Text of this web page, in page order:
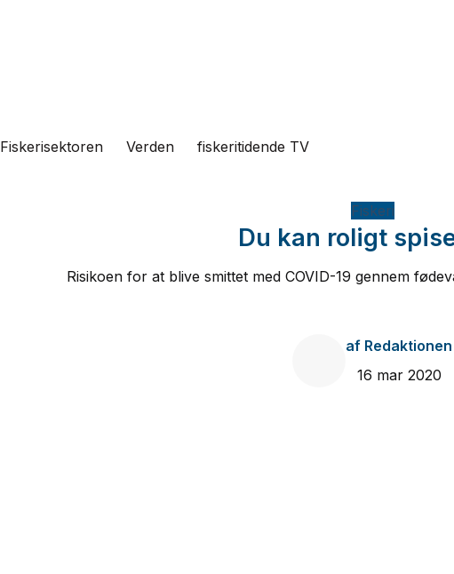
Fiskerisektoren Verden fiskeritidende TV
Fiskeri
Du kan roligt
Risikoen for at blive smittet med COVID-19 gennem
af Redaktionen
16 mar 2020